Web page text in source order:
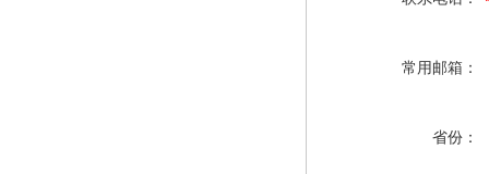
常用邮箱：
省份：